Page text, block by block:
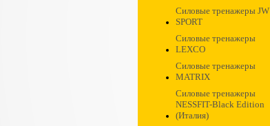
Силовые тренажеры JW
SPORT
Силовые тренажеры
LEXCO
Силовые тренажеры
MATRIX
Силовые тренажеры
NESSFIT-Black Edition
(Италия)